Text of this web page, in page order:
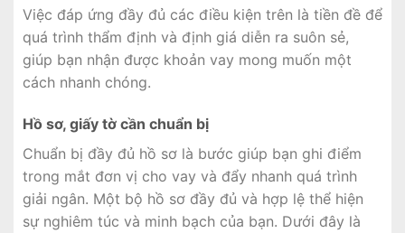
Việc đáp ứng đầy đủ các điều kiện trên là tiền đề để
quá trình thẩm định và định giá diễn ra suôn sẻ,
giúp bạn nhận được khoản vay mong muốn một
cách nhanh chóng.
Hồ sơ, giấy tờ cần chuẩn bị
Chuẩn bị đầy đủ hồ sơ là bước giúp bạn ghi điểm
trong mắt đơn vị cho vay và đẩy nhanh quá trình
giải ngân. Một bộ hồ sơ đầy đủ và hợp lệ thể hiện
sự nghiêm túc và minh bạch của bạn. Dưới đây là